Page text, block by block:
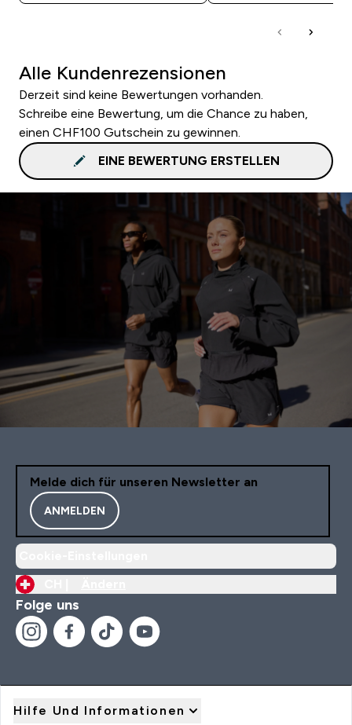
Alle Kundenrezensionen
Derzeit sind keine Bewertungen vorhanden.
Schreibe eine Bewertung, um die Chance zu haben,
einen CHF100 Gutschein zu gewinnen.
EINE BEWERTUNG ERSTELLEN
Melde dich für unseren Newsletter an
ANMELDEN
Folge uns
Hilfe Und Informationen